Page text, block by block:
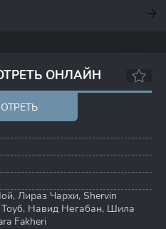
ОНЛАЙН
, Лираз Чархи, Shervin
, Навид Негабан, Шила
Fakheri